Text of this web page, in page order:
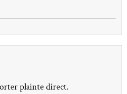
plainte direct.